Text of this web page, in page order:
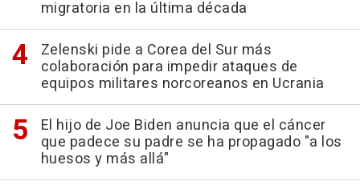
migratoria en la última década
Zelenski pide a Corea del Sur más
colaboración para impedir ataques de
equipos militares norcoreanos en Ucrania
El hijo de Joe Biden anuncia que el cáncer
que padece su padre se ha propagado "a los
huesos y más allá"